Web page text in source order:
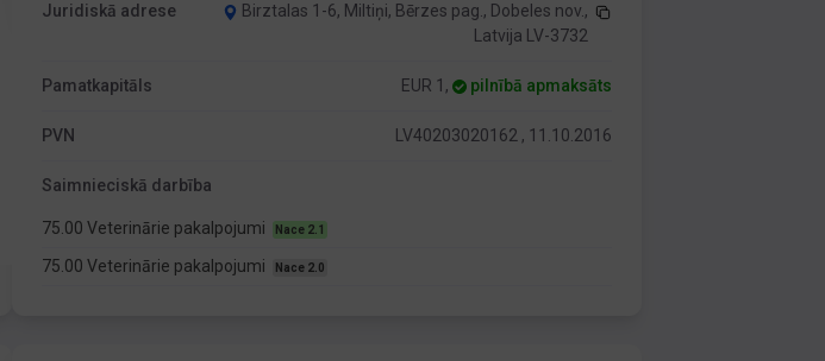
Juridiskā adrese
Birztalas 1-6, Miltiņi, Bērzes pag., Dobeles nov.,
Latvija LV-3732
Pamatkapitāls EUR 1, pilnībā apmaksāts
PVN LV40203020162 , 11.10.2016
Saimnieciskā darbība
75.00 Veterinārie pakalpojumi Nace 2.1
75.00 Veterinārie pakalpojumi Nace 2.0